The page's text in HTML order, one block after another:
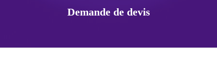
Demande de devis